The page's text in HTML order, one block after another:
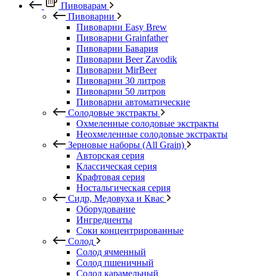
Пивоварам
Пивоварни
Пивоварни Easy Brew
Пивоварни Grainfather
Пивоварни Бавария
Пивоварни Beer Zavodik
Пивоварни MirBeer
Пивоварни 30 литров
Пивоварни 50 литров
Пивоварни автоматические
Солодовые экстракты
Охмеленные солодовые экстракты
Неохмеленные солодовые экстракты
Зерновые наборы (All Grain)
Авторская серия
Классическая серия
Крафтовая серия
Ностальгическая серия
Сидр, Медовуха и Квас
Оборудование
Ингредиенты
Соки концентрированные
Солод
Солод ячменный
Солод пшеничный
Солод карамельный